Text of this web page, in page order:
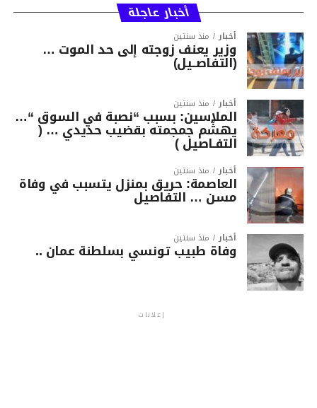
أخبار عاجلة
أخبار منذ سنتين
وزير يعنف زوجته إلى حد الموت …
(التفاصــيل)
أخبار منذ سنتين
الملاسين: بسبب “نصبة في السوق “…
يهشّم جمجمته بقضيب حديدي … (
التفـاصيل )
أخبار منذ سنتين
العاصمة: حريق بمنزل يتسبب في وفاة
مسن … التفاصيل
أخبار منذ سنتين
وفاة طبيب تونسي بسلطنة عمان ..
إعلانات